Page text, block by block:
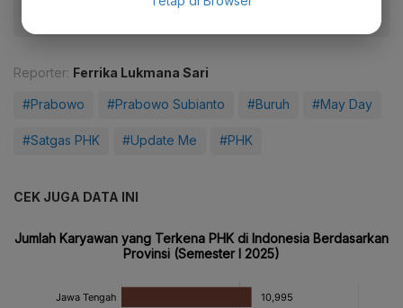
Reporter: Ferrika Lukmana Sari
#Prabowo #Prabowo Subianto #Buruh #May Day
#Satgas PHK #Update Me #PHK
CEK JUGA DATA INI